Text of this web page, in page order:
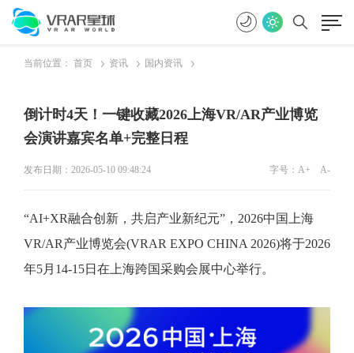
当前位置： 首页 资讯 国内资讯
倒计时4天！一键收藏2026上海VR/AR产业博览
会演讲嘉宾名单+完整日程
发布日期：2026-05-10 09:48:24 字号： A+ A-
“AI+XR融合创新，共启产业新纪元”，2026中国上海
VR/AR产业博览会(VRAR EXPO CHINA 2026)将于2026
年5月14-15日在上海跨国采购会展中心举行。